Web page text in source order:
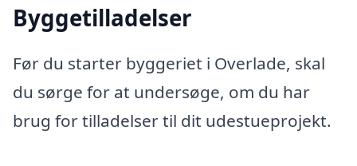
Byggetilladelser
Før du starter byggeriet i Overlade, skal
du sørge for at undersøge, om du har
brug for tilladelser til dit udestueprojekt.